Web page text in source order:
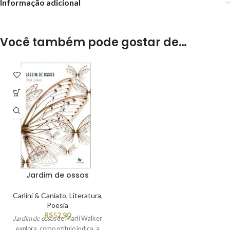
Informação adicional
Você também pode gostar de…
Jardim de ossos
Carlini & Caniato, Literatura,
Poesia
R$52,90
Jardim de ossosde Marli Walker